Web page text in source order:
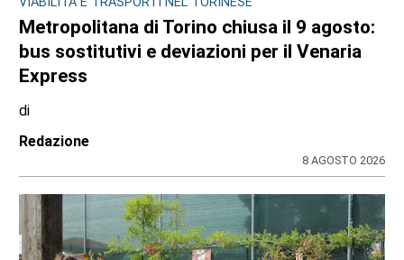
Metropolitana di Torino chiusa il 9 agosto:
bus sostitutivi e deviazioni per il Venaria
Express
di
Redazione
8 AGOSTO 2026